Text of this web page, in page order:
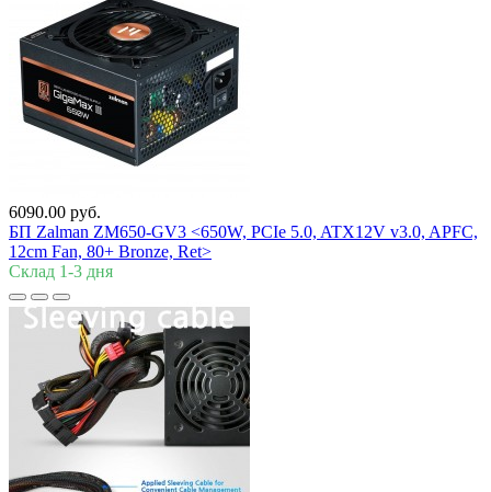
6090.00 руб.
БП Zalman ZM650-GV3 <650W, PCIe 5.0, ATX12V v3.0, APFC,
12cm Fan, 80+ Bronze, Ret>
Склад 1-3 дня